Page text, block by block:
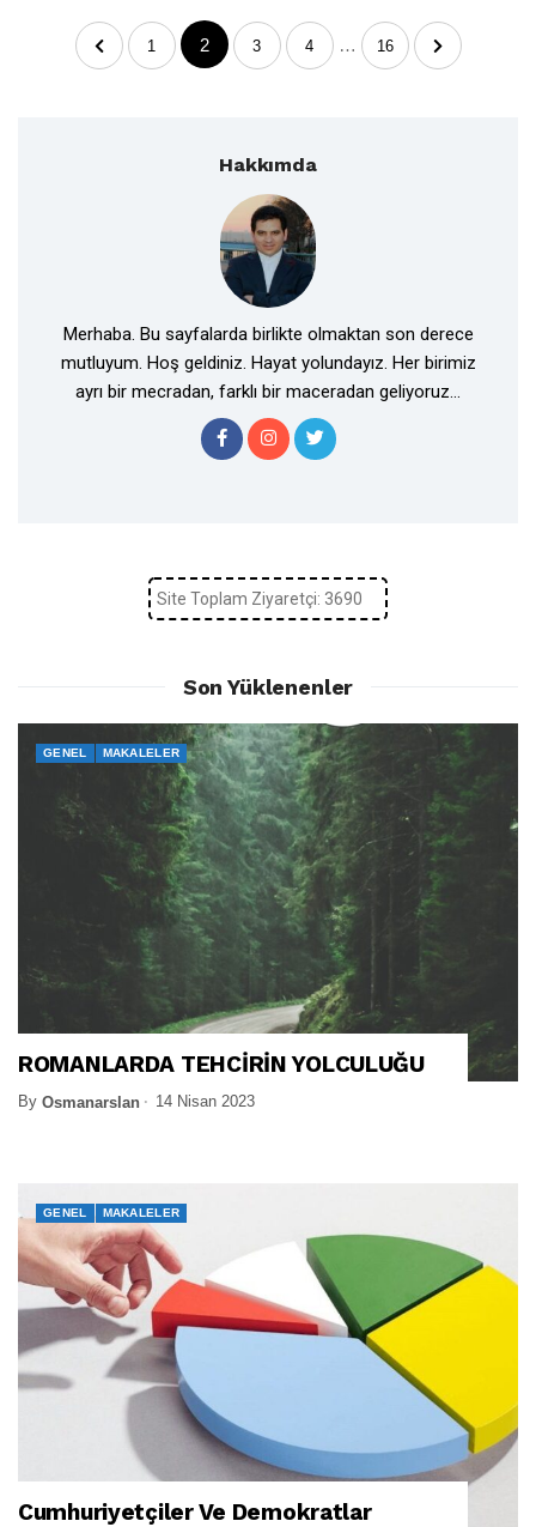
1 2 3 4 … 16
Hakkımda
Merhaba. Bu sayfalarda birlikte olmaktan son derece
mutluyum. Hoş geldiniz. Hayat yolundayız. Her birimiz
ayrı bir mecradan, farklı bir maceradan geliyoruz...
Site Toplam Ziyaretçi: 3690
Son Yüklenenler
GENEL MAKALELER
ROMANLARDA TEHCİRİN YOLCULUĞU
By Osmanarslan 14 Nisan 2023
GENEL MAKALELER
Cumhuriyetçiler Ve Demokratlar